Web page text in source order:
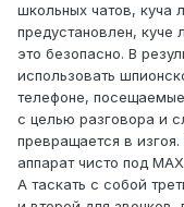
школьных чатов, куча
предустановлен, куче
это безопасно. В
использовать
телефоне,
с целью разговора и
превращается в
аппарат чисто под
А таскать с собой